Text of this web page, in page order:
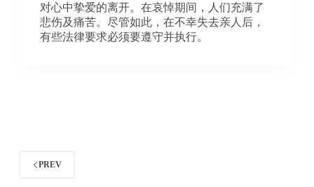
对心中挚爱的离开。在哀悼期间，人们充满了
悲伤及痛苦。尽管如此，在不幸失去亲人后，
有些法律要求必须要遵守并执行。
PREV